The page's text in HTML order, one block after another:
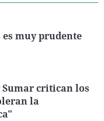
muy prudente
Sumar critican los
la